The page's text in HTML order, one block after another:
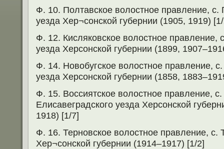
Ф. 10. Полтавское волостное правление, с.
уезда Хер¬сонской губернии (1905, 1919)
Ф. 12. Кисляковское волостное правление,
уезда Херсонской губернии (1899,
Ф. 14. Новобугское волостное правление,
уезда Херсонской губернии (1858,
Ф. 15. Воссиятское волостное правление, с.
Елисавеградского уезда Херсонской
1918) [1/7]
Ф. 16. Терновское волостное правление, с.
Хер¬сонской губернии (1914–1917) [1/2]